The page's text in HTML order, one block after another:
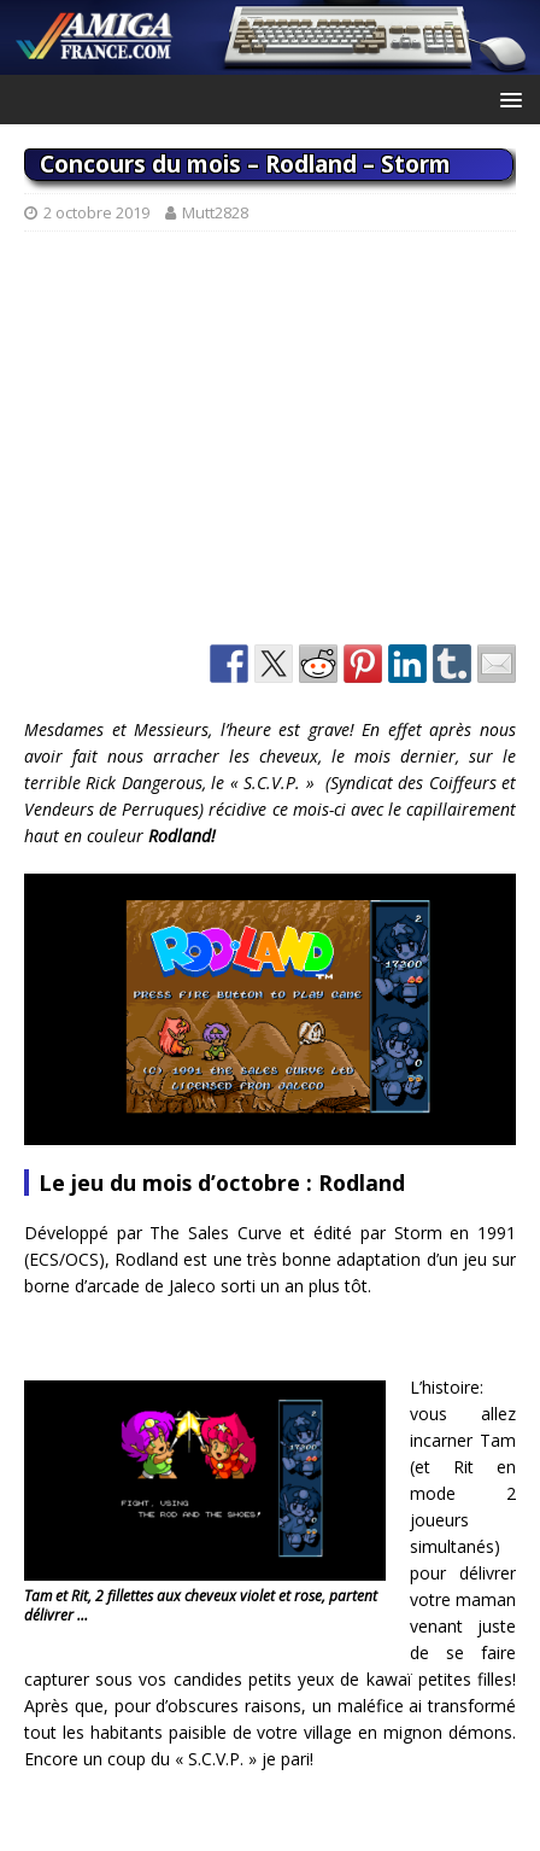
Concours du mois – Rodland – Storm
2 octobre 2019 Mutt2828
Mesdames et Messieurs, l’heure est grave! En effet après nous
avoir fait nous arracher les cheveux, le mois dernier, sur le
terrible Rick Dangerous, le « S.C.V.P. » (Syndicat des Coiffeurs et
Vendeurs de Perruques) récidive ce mois-ci avec le capillairement
haut en couleur Rodland!
Le jeu du mois d’octobre : Rodland
Développé par The Sales Curve et édité par Storm en 1991
(ECS/OCS), Rodland est une très bonne adaptation d’un jeu sur
borne d’arcade de Jaleco sorti un an plus tôt.
Tam et Rit, 2 fillettes aux cheveux violet et rose, partent
délivrer …
L’histoire:
vous allez
incarner Tam
(et Rit en
mode 2
joueurs
simultanés)
pour délivrer
votre maman
venant juste
de se faire
capturer sous vos candides petits yeux de kawaï petites filles!
Après que, pour d’obscures raisons, un maléfice ai transformé
tout les habitants paisible de votre village en mignon démons.
Encore un coup du « S.C.V.P. » je pari!